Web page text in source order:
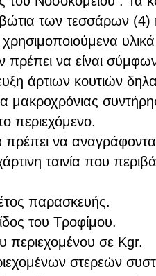
των τεσσάρων
χρησιμοποιούμενα
πρέπει να είναι
άρτιων κουτιών
μακροχρόνιας
περιεχόμενο.
πρέπει να
ταινία που
παρασκευής.
του Τροφίμου.
περιεχομένου σε Kgr.
στερεών